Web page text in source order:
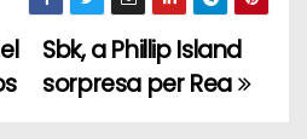
Sbk, a Phillip Island
sorpresa per Rea